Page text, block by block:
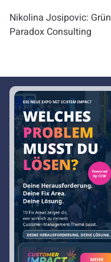
Nikolina Josipovic:
Paradox Consulting